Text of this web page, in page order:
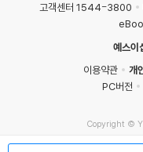
고객센터 1544-3800
예스이
이용약관
개
PC버전
Copyright ©